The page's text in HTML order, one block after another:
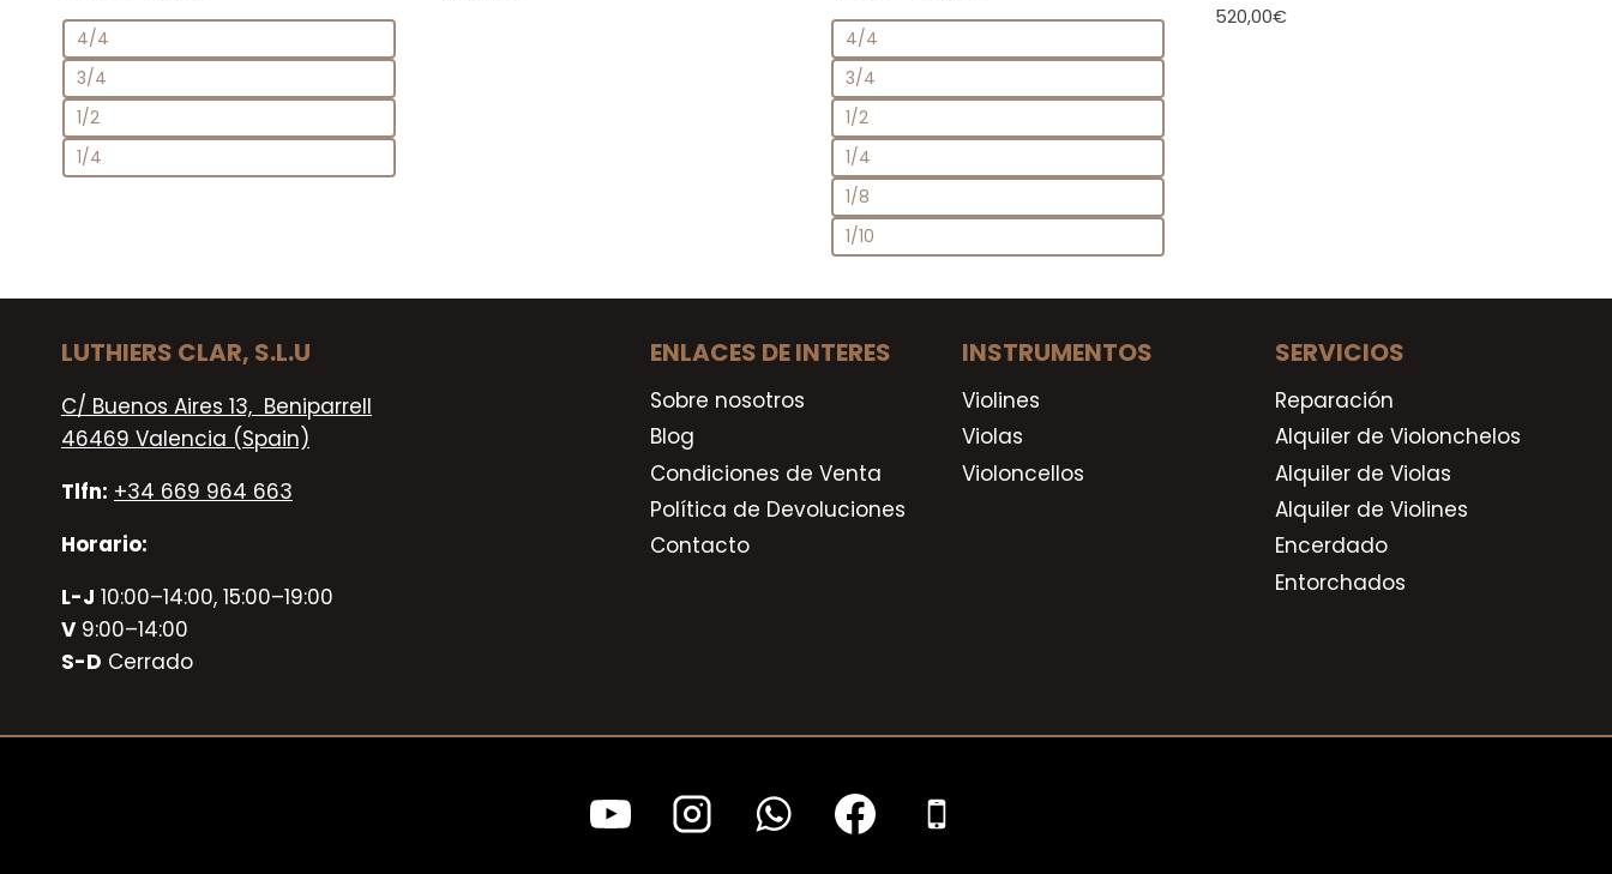
era:
844,58€.
es:
717,89€.
4/4
3/4
1/2
1/4
desde
499,15€
4/4
3/4
1/2
1/4
1/8
1/10
520,00€
LUTHIERS CLAR, S.L.U
C/ Buenos Aires 13, Beniparrell
46469 Valencia (Spain)
Tlfn: +34 669 964 663
Horario:
L-J 10:00–14:00, 15:00–19:00
V 9:00–14:00
S-D Cerrado
ENLACES DE INTERES
Sobre nosotros
Blog
Condiciones de Venta
Política de Devoluciones
Contacto
INSTRUMENTOS
Violines
Violas
Violoncellos
SERVICIOS
Reparación
Alquiler de Violonchelos
Alquiler de Violas
Alquiler de Violines
Encerdado
Entorchados